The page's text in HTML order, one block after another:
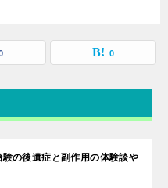
0
験の後遺症と副作用の体験談や